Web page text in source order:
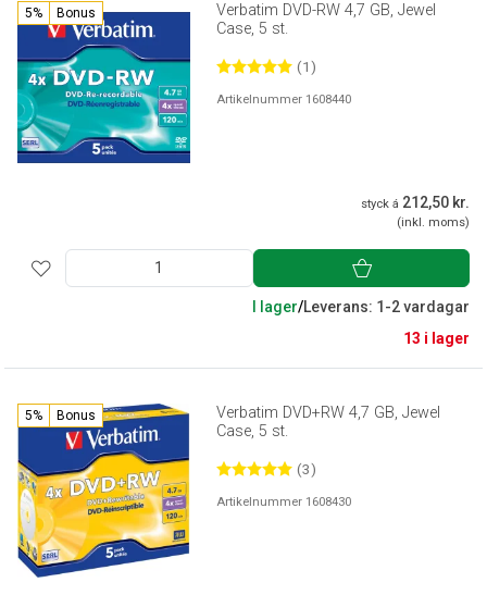
5% Bonus
Verbatim DVD-RW 4,7 GB, Jewel
Case, 5 st.
(1)
Artikelnummer 1608440
styck á 212,50 kr.
(inkl. moms)
I lager/Leverans: 1-2 vardagar
13 i lager
5% Bonus
Verbatim DVD+RW 4,7 GB, Jewel
Case, 5 st.
(3)
Artikelnummer 1608430